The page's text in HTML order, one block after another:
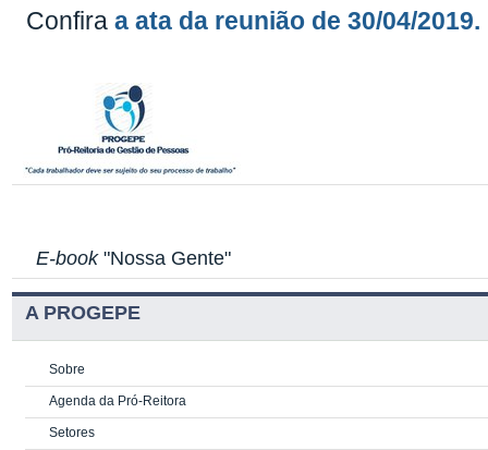
Confira a ata da reunião de 30/04/2019.
E-book"Nossa Gente"
A PROGEPE
Sobre
Agenda da Pró-Reitora
Setores